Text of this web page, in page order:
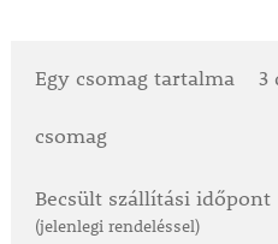
Egy csomag tartalma 3
csomag
Becsült szállítási időpont
(jelenlegi rendeléssel)